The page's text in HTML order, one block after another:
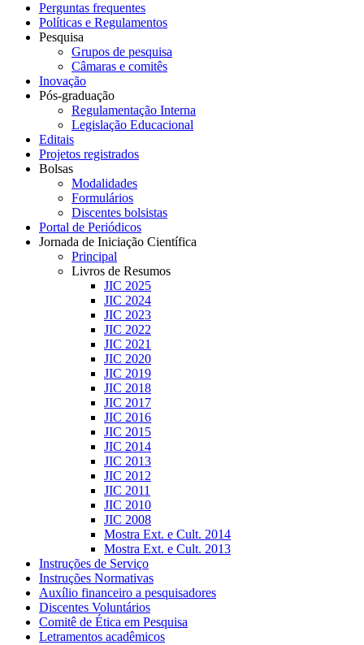
Perguntas frequentes
Políticas e Regulamentos
Pesquisa
Grupos de pesquisa
Câmaras e comitês
Inovação
Pós-graduação
Regulamentação Interna
Legislação Educacional
Editais
Projetos registrados
Bolsas
Modalidades
Formulários
Discentes bolsistas
Portal de Periódicos
Jornada de Iniciação Científica
Principal
Livros de Resumos
JIC 2025
JIC 2024
JIC 2023
JIC 2022
JIC 2021
JIC 2020
JIC 2019
JIC 2018
JIC 2017
JIC 2016
JIC 2015
JIC 2014
JIC 2013
JIC 2012
JIC 2011
JIC 2010
JIC 2008
Mostra Ext. e Cult. 2014
Mostra Ext. e Cult. 2013
Instruções de Serviço
Instruções Normativas
Auxílio financeiro a pesquisadores
Discentes Voluntários
Comitê de Ética em Pesquisa
Letramentos acadêmicos